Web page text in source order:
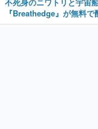
不死身のニワトリと宇宙
『Breathedge』が無料